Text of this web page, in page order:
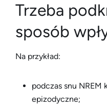
Trzeba
sposób
Na przykład:
podczas snu
epizodyczne;